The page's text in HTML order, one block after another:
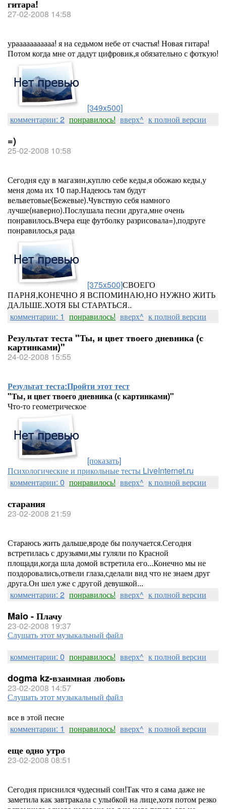
гитара!
27-02-2008 14:58
урааааааааааа! я на седьмом небе от счастья! Новая гитара!
Потом когда мне от дадут цифровик,я обязательно с фоткую!
[349x500]
комментарии: 2 понравилось! вверх^ к полной версии
=)
25-02-2008 10:58
Сегодня еду в магазин,куплю себе кеды,я обожаю кеды,у
меня дома их 10 пар.Надеюсь там будут
вельветовые(Бежевые).Чувствую себя намного
лучше(наверно).Послушала песни друга,мне очень
понравилось.Вчера еще футболку разрисовала=),подруге
понравилось,я рада
[375x500]СВОЕГО
ПАРНЯ,КОНЕЧНО Я ВСПОМИНАЮ,НО НУЖНО ЖИТЬ
ДАЛЬШЕ.ХОТЯ БЫ СТАРАТЬСЯ..
комментарии: 1 понравилось! вверх^ к полной версии
Результат теста "Ты, и цвет твоего дневника (с
картинками)"
24-02-2008 15:55
Результат теста:Пройти этот тест
"Ты, и цвет твоего дневника (с картинками)"
Что-то геометрическое
[показать]
Психологические и прикольные тесты LiveInternet.ru
комментарии: 0 понравилось! вверх^ к полной версии
старания
23-02-2008 21:59
Стараюсь жить дальше,вроде бы получается.Сегодня
встретилась с друзьями,мы гуляли по Красной
площади,когда шла домой встретила его...Конечно мы не
поздоровались,отвели глаза,сделали вид что не знаем друг
друга.Он шел уже с другой девушкой...
комментарии: 2 понравилось! вверх^ к полной версии
Maio - Плачу
23-02-2008 19:37
Слушать этот музыкальный файл
комментарии: 0 понравилось! вверх^ к полной версии
dogma kz-взаимная любовь
23-02-2008 14:57
Слушать этот музыкальный файл
все в этой песне
комментарии: 1 понравилось! вверх^ к полной версии
еще одно утро
23-02-2008 08:51
Сегодня приснился чудесный сон!Так что я сама даже не
заметила как завтракала с улыбкой на лице,хотя потом резко